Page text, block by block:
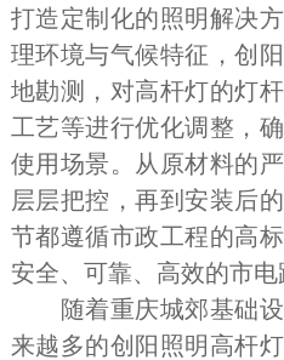
打造定制化的照明解决
理环境与气候特征，创
地勘测，对高杆灯的灯
工艺等进行优化调整，
使用场景。从原材料的
层层把控，再到安装后
节都遵循市政工程的高
安全、可靠、高效的市电
随着重庆城郊基础设
来越多的创阳照明高杆